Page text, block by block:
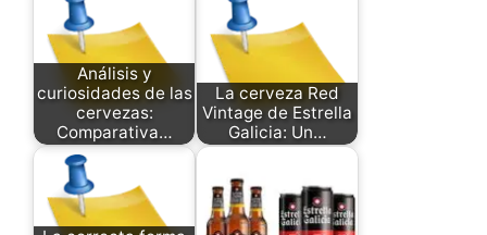
Análisis y
curiosidades de las
cervezas:
Comparativa…
La cerveza Red
Vintage de Estrella
Galicia: Un…